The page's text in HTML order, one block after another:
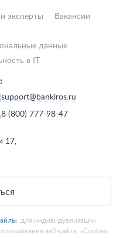
эксперты
Вакансии
данные
в IT
support@bankiros.ru
8 (800) 777-98-47
17,
, для индивидуализации
веб-сайта. «Cookie»